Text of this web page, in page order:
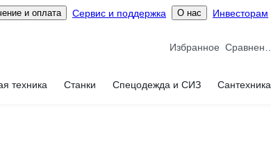
и оплата Сервис и поддержка О нас Инвесторам
Избранное
техника Станки Спецодежда и СИЗ Сантехника